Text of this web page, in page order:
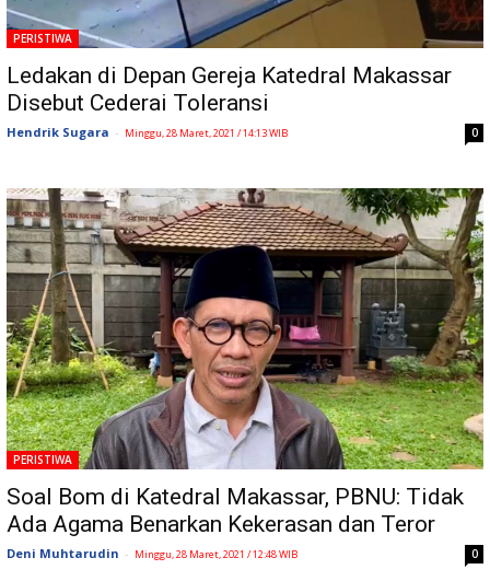
PERISTIWA
Ledakan di Depan Gereja Katedral Makassar
Disebut Cederai Toleransi
Hendrik Sugara - Minggu, 28 Maret, 2021 / 14:13 WIB 0
PERISTIWA
Soal Bom di Katedral Makassar, PBNU: Tidak
Ada Agama Benarkan Kekerasan dan Teror
Deni Muhtarudin - Minggu, 28 Maret, 2021 / 12:48 WIB 0